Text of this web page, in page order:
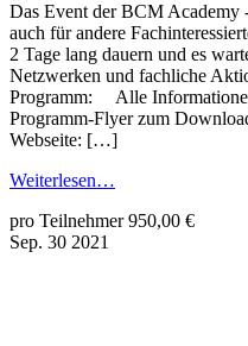
Das Event der BCM Academy
auch für andere
2 Tage lang dauern und es
Netzwerken und fachliche
Programm: Alle
Programm-Flyer zum
Webseite: […]
Weiterlesen…
pro Teilnehmer 950,00 €
Sep. 30 2021